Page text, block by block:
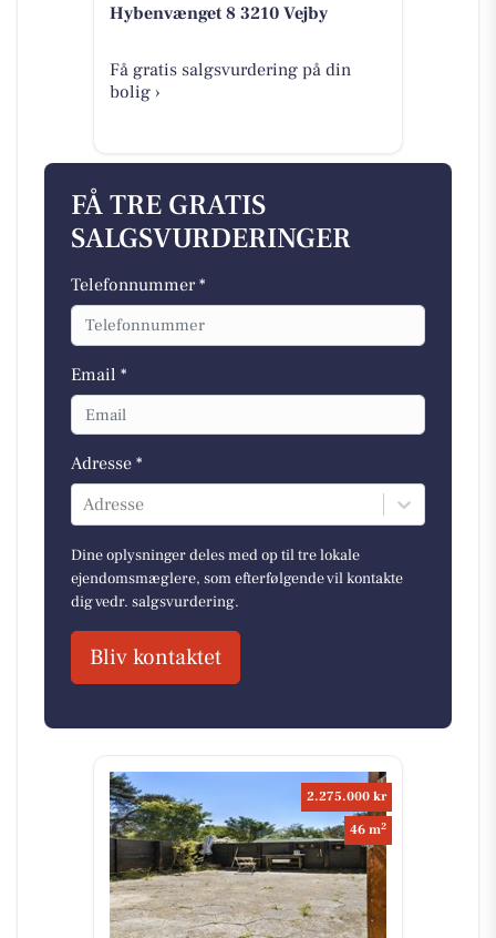
Hybenvænget 8 3210 Vejby
Få gratis salgsvurdering på din
bolig ›
FÅ TRE GRATIS
SALGSVURDERINGER
Telefonnummer *
Email *
Adresse *
Adresse
Dine oplysninger deles med op til tre lokale
ejendomsmæglere, som efterfølgende vil kontakte
dig vedr. salgsvurdering.
Bliv kontaktet
2.275.000 kr
46 m2